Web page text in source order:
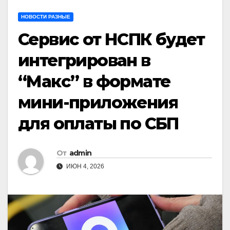
НОВОСТИ РАЗНЫЕ
Сервис от НСПК будет
интегрирован в
“Макс” в формате
мини-приложения
для оплаты по СБП
От admin
ИЮН 4, 2026